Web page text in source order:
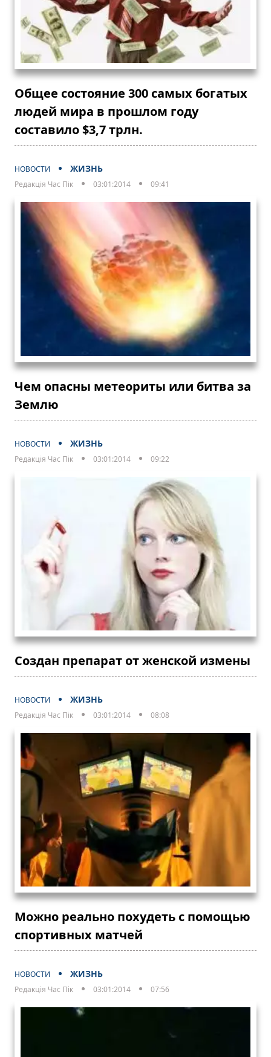
Общее состояние 300 самых богатых
людей мира в прошлом году
составило $3,7 трлн.
НОВОСТИ ЖИЗНЬ
Редакція Час Пік 03:01:2014 09:41
Чем опасны метеориты или битва за
Землю
НОВОСТИ ЖИЗНЬ
Редакція Час Пік 03:01:2014 09:22
Создан препарат от женской измены
НОВОСТИ ЖИЗНЬ
Редакція Час Пік 03:01:2014 08:08
Можно реально похудеть с помощью
спортивных матчей
НОВОСТИ ЖИЗНЬ
Редакція Час Пік 03:01:2014 07:56